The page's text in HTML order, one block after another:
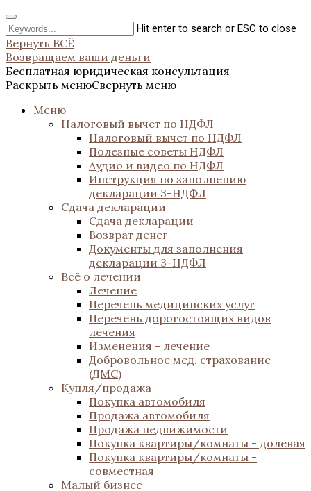
Hit enter to search or ESC to close
Вернуть ВСЁ
Возвращаем ваши деньги
Бесплатная юридическая консультация
Раскрыть менюСвернуть меню
Меню
Налоговый вычет по НДФЛ
Налоговый вычет по НДФЛ
Полезные советы НДФЛ
Аудио и видео по НДФЛ
Инструкция по заполнению
декларации 3-НДФЛ
Сдача декларации
Сдача декларации
Возврат денег
Документы для заполнения
декларации 3-НДФЛ
Всё о лечении
Лечение
Перечень медицинских услуг
Перечень дорогостоящих видов
лечения
Изменения - лечение
Добровольное мед. страхование
(ДМС)
Купля/продажа
Покупка автомобиля
Продажа автомобиля
Продажа недвижимости
Покупка квартиры/комнаты - долевая
Покупка квартиры/комнаты -
совместная
Малый бизнес